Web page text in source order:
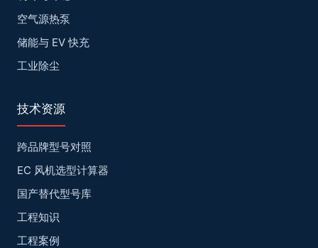
空气源热泵
储能与 EV 快充
工业除尘
技术资源
跨品牌型号对照
EC 风机选型计算器
国产替代型号库
工程知识
工程案例